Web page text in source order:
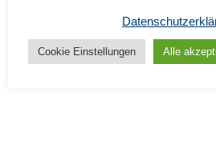
Cookie Einstellungen Alle